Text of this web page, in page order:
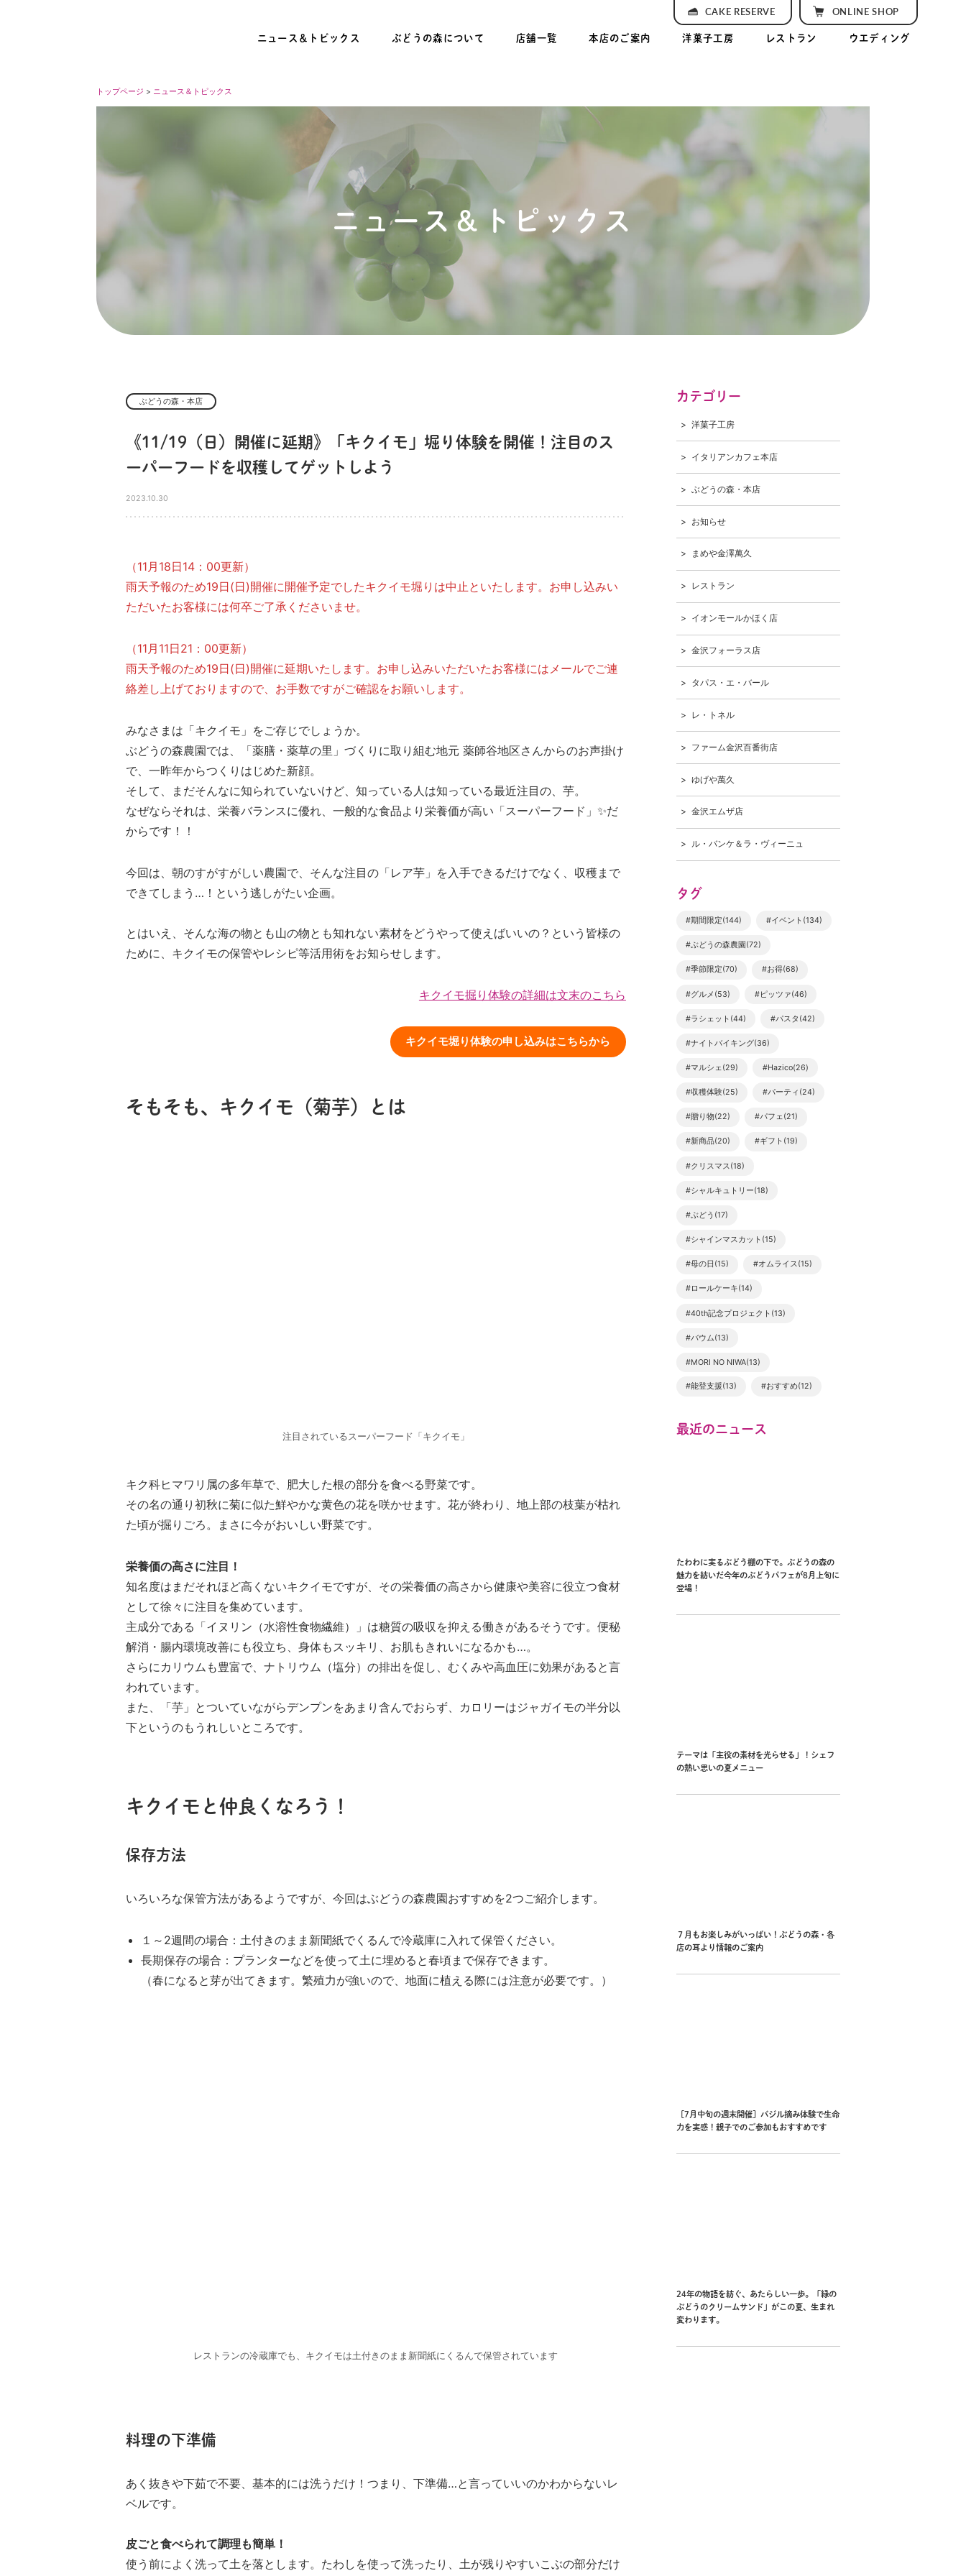
ニュース＆トピックス ぶどうの森について 店舗一覧 本店のご案内 洋菓子工房 レストラン ウエディング
CAKE RESERVE ONLINE SHOP
トップページ > ニュース＆トピックス
ニュース＆トピックス
ぶどうの森・本店
《11/19（日）開催に延期》「キクイモ」堀り体験を開催！注目のス
ーパーフードを収穫してゲットしよう
2023.10.30
（11月18日14：00更新）
雨天予報のため19日(日)開催に開催予定でしたキクイモ堀りは中止といたします。お申し込みい
ただいたお客様には何卒ご了承くださいませ。
（11月11日21：00更新）
雨天予報のため19日(日)開催に延期いたします。お申し込みいただいたお客様にはメールでご連
絡差し上げておりますので、お手数ですがご確認をお願いします。
みなさまは「キクイモ」をご存じでしょうか。
ぶどうの森農園では、「薬膳・薬草の里」づくりに取り組む地元 薬師谷地区さんからのお声掛け
で、一昨年からつくりはじめた新顔。
そして、まだそんなに知られていないけど、知っている人は知っている最近注目の、芋。
なぜならそれは、栄養バランスに優れ、一般的な食品より栄養価が高い「スーパーフード」✨だ
からです！！
今回は、朝のすがすがしい農園で、そんな注目の「レア芋」を入手できるだけでなく、収穫まで
できてしまう…！という逃しがたい企画。
とはいえ、そんな海の物とも山の物とも知れない素材をどうやって使えばいいの？という皆様の
ために、キクイモの保管やレシピ等活用術をお知らせします。
キクイモ掘り体験の詳細は文末のこちら
キクイモ堀り体験の申し込みはこちらから
そもそも、キクイモ（菊芋）とは
注目されているスーパーフード「キクイモ」
キク科ヒマワリ属の多年草で、肥大した根の部分を食べる野菜です。
その名の通り初秋に菊に似た鮮やかな黄色の花を咲かせます。花が終わり、地上部の枝葉が枯れ
た頃が掘りごろ。まさに今がおいしい野菜です。
栄養価の高さに注目！
知名度はまだそれほど高くないキクイモですが、その栄養価の高さから健康や美容に役立つ食材
として徐々に注目を集めています。
主成分である「イヌリン（水溶性食物繊維）」は糖質の吸収を抑える働きがあるそうです。便秘
解消・腸内環境改善にも役立ち、身体もスッキリ、お肌もきれいになるかも…。
さらにカリウムも豊富で、ナトリウム（塩分）の排出を促し、むくみや高血圧に効果があると言
われています。
また、「芋」とついていながらデンプンをあまり含んでおらず、カロリーはジャガイモの半分以
下というのもうれしいところです。
キクイモと仲良くなろう！
保存方法
いろいろな保管方法があるようですが、今回はぶどうの森農園おすすめを2つご紹介します。
１～2週間の場合：土付きのまま新聞紙でくるんで冷蔵庫に入れて保管ください。
長期保存の場合：プランターなどを使って土に埋めると春頃まで保存できます。
（春になると芽が出てきます。繁殖力が強いので、地面に植える際には注意が必要です。）
レストランの冷蔵庫でも、キクイモは土付きのまま新聞紙にくるんで保管されています
料理の下準備
あく抜きや下茹で不要、基本的には洗うだけ！つまり、下準備…と言っていいのかわからないレ
ベルです。
皮ごと食べられて調理も簡単！
使う前によく洗って土を落とします。たわしを使って洗ったり、土が残りやすいこぶの部分だけ
カテゴリー
洋菓子工房
イタリアンカフェ本店
ぶどうの森・本店
お知らせ
まめや金澤萬久
レストラン
イオンモールかほく店
金沢フォーラス店
タパス・エ・バール
レ・トネル
ファーム金沢百番街店
ゆげや萬久
金沢エムザ店
ル・バンケ＆ラ・ヴィーニュ
タグ
#期間限定(144) #イベント(134)
#ぶどうの森農園(72)
#季節限定(70) #お得(68)
#グルメ(53) #ピッツァ(46)
#ラシェット(44) #パスタ(42)
#ナイトバイキング(36)
#マルシェ(29) #Hazico(26)
#収穫体験(25) #パーティ(24)
#贈り物(22) #パフェ(21)
#新商品(20) #ギフト(19)
#クリスマス(18)
#シャルキュトリー(18)
#ぶどう(17)
#シャインマスカット(15)
#母の日(15) #オムライス(15)
#ロールケーキ(14)
#40th記念プロジェクト(13)
#バウム(13)
#MORI NO NIWA(13)
#能登支援(13) #おすすめ(12)
最近のニュース
たわわに実るぶどう棚の下で。ぶどうの森の
魅力を紡いだ今年のぶどうパフェが8月上旬に
登場！
テーマは「主役の素材を光らせる」！シェフ
の熱い思いの夏メニュー
７月もお楽しみがいっぱい！ぶどうの森・各
店の耳より情報のご案内
［7月中旬の週末開催］バジル摘み体験で生命
力を実感！親子でのご参加もおすすめです
24年の物語を紡ぐ、あたらしい一歩。「緑の
ぶどうのクリームサンド」がこの夏、生まれ
変わります。